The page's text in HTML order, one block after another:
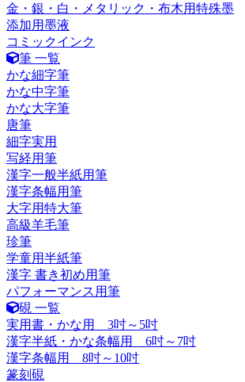
金・銀・白・メタリック・布木用特殊墨
添加用墨液
コミックインク
筆 一覧
かな細字筆
かな中字筆
かな大字筆
唐筆
細字実用
写経用筆
漢字一般半紙用筆
漢字条幅用筆
大字用特大筆
高級羊毛筆
珍筆
学童用半紙筆
漢字 書き初め用筆
パフォーマンス用筆
硯 一覧
実用書・かな用 3吋～5吋
漢字半紙・かな条幅用 6吋～7吋
漢字条幅用 8吋～10吋
篆刻硯